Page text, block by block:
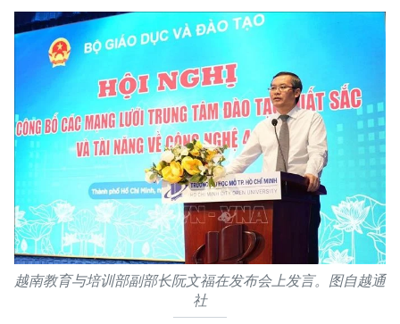
越南教育与培训部副部长阮文福在发布会上发言。图自越通
社